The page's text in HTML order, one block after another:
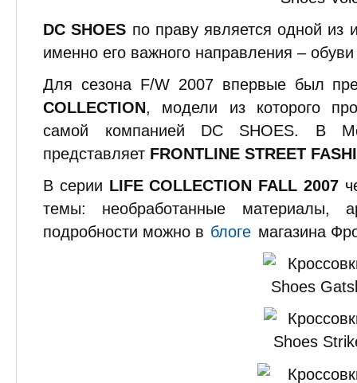
DC SHOES по праву является одной из
именно его важного направления –
Для сезона F/W 2007 впервые был
COLLECTION, модели из которого
самой компанией DC SHOES. В
представляет FRONTLINE STREET
В серии LIFE COLLECTION FALL 2007
темы: необработанные материалы,
подробности можно в блоге магазина